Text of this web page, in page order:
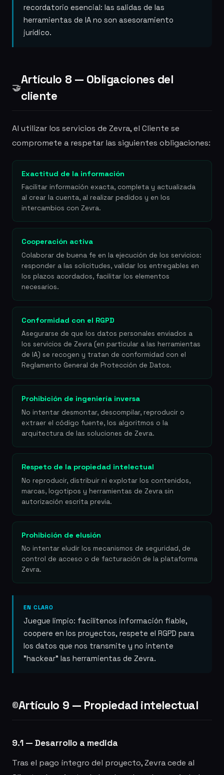
recordatorio esencial: las salidas de las
herramientas de IA no son asesoramiento
jurídico.
🤝
Artículo 8 — Obligaciones del
cliente
Al utilizar los servicios de Zevra, el Cliente se
compromete a respetar las siguientes obligaciones:
Exactitud de la información
Facilitar información exacta, completa y actualizada
al crear la cuenta, al realizar pedidos y en los
intercambios con Zevra.
Cooperación activa
Colaborar de buena fe en la ejecución de los servicios:
responder a las solicitudes, validar los entregables en
los plazos acordados, facilitar los elementos
necesarios.
Conformidad con el RGPD
Asegurarse de que los datos personales enviados a
los servicios de Zevra (en particular a las herramientas
de IA) se recogen y tratan de conformidad con el
Reglamento General de Protección de Datos.
Prohibición de ingeniería inversa
No intentar desmontar, descompilar, reproducir o
extraer el código fuente, los algoritmos o la
arquitectura de las soluciones de Zevra.
Respeto de la propiedad intelectual
No reproducir, distribuir ni explotar los contenidos,
marcas, logotipos y herramientas de Zevra sin
autorización escrita previa.
Prohibición de elusión
No intentar eludir los mecanismos de seguridad, de
control de acceso o de facturación de la plataforma
Zevra.
EN CLARO
Juegue limpio: facilítenos información fiable,
coopere en los proyectos, respete el RGPD para
los datos que nos transmite y no intente
"hackear" las herramientas de Zevra.
©️Artículo 9 — Propiedad intelectual
9.1 — Desarrollo a medida
Tras el pago íntegro del proyecto, Zevra cede al